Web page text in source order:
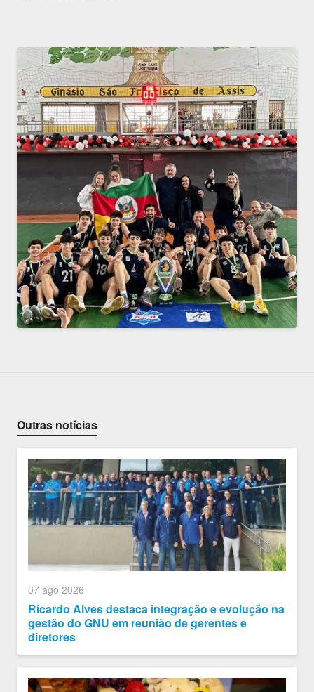
Outras notícias
07 ago 2026
Ricardo Alves destaca integração e evolução na
gestão do GNU em reunião de gerentes e
diretores